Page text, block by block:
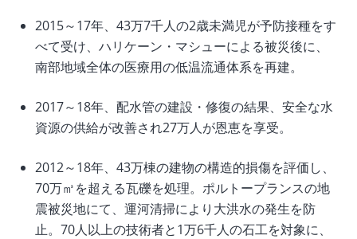
data2015～17年、43万7千人の2歳未満児が予防接種をす
べて受け、ハリケーン・マシューによる被災後に、
南部地域全体の医療用の低温流通体系を再建。
2017～18年、配水管の建設・修復の結果、安全な水
資源の供給が改善され27万人が恩恵を享受。
2012～18年、43万棟の建物の構造的損傷を評価し、
70万㎥を超える瓦礫を処理。ポルトープランスの地
震被災地にて、運河清掃により大洪水の発生を防
止。70人以上の技術者と1万6千人の石工を対象に、